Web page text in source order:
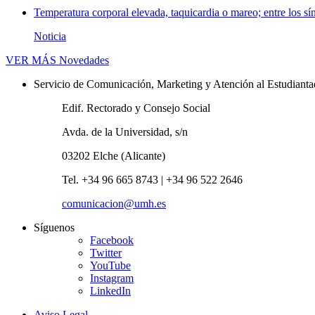
Temperatura corporal elevada, taquicardia o mareo; entre los
Noticia
VER MÁS Novedades
Servicio de Comunicación, Marketing y Atención al
Edif. Rectorado y Consejo Social
Avda. de la Universidad, s/n
03202 Elche (Alicante)
Tel. +34 96 665 8743 | +34 96 522 2646
comunicacion@umh.es
Síguenos
Facebook
Twitter
YouTube
Instagram
LinkedIn